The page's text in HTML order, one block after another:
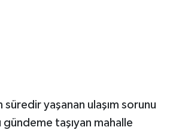
süredir yaşanan ulaşım sorunu
gündeme taşıyan mahalle